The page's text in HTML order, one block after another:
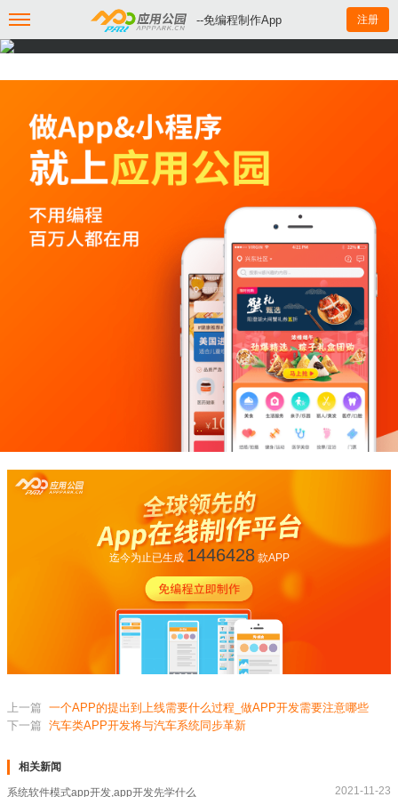
--免编程制作App 注册
迄今为止已生成 1446428款APP
上一篇 一个APP的提出到上线需要什么过程_做APP开发需要注意哪些
下一篇 汽车类APP开发将与汽车系统同步革新
相关新闻
系统软件模式app开发,app开发先学什么 2021-11-23